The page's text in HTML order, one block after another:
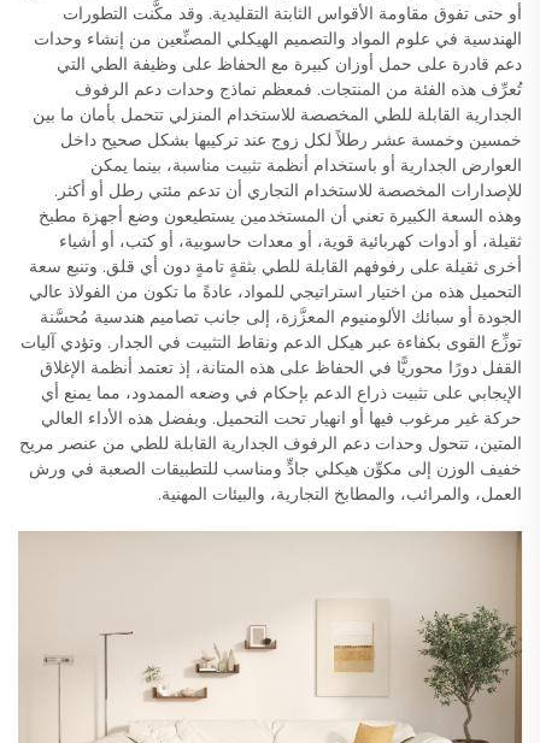
أو حتى تفوق مقاومة الأقواس الثابتة التقليدية. وقد مكَّنت التطورات
الهندسية في علوم المواد والتصميم الهيكلي المصنِّعين من إنشاء وحدات
دعم قادرة على حمل أوزان كبيرة مع الحفاظ على وظيفة الطي التي
تُعرِّف هذه الفئة من المنتجات. فمعظم نماذج وحدات دعم الرفوف
الجدارية القابلة للطي المخصصة للاستخدام المنزلي تتحمل بأمان ما بين
خمسين وخمسة عشر رطلاً لكل زوج عند تركيبها بشكل صحيح داخل
العوارض الجدارية أو باستخدام أنظمة تثبيت مناسبة، بينما يمكن
للإصدارات المخصصة للاستخدام التجاري أن تدعم مئتي رطل أو أكثر.
وهذه السعة الكبيرة تعني أن المستخدمين يستطيعون وضع أجهزة مطبخ
ثقيلة، أو أدوات كهربائية قوية، أو معدات حاسوبية، أو كتب، أو أشياء
أخرى ثقيلة على رفوفهم القابلة للطي بثقةٍ تامةٍ دون أي قلق. وتنبع سعة
التحميل هذه من اختيار استراتيجي للمواد، عادةً ما تكون من الفولاذ عالي
الجودة أو سبائك الألومنيوم المعزَّزة، إلى جانب تصاميم هندسية مُحسَّنة
توزِّع القوى بكفاءة عبر هيكل الدعم ونقاط التثبيت في الجدار. وتؤدي آليات
القفل دورًا محوريًّا في الحفاظ على هذه المتانة، إذ تعتمد أنظمة الإغلاق
الإيجابي على تثبيت ذراع الدعم بإحكام في وضعه الممدود، مما يمنع أي
حركة غير مرغوب فيها أو انهيار تحت التحميل. وبفضل هذه الأداء العالي
المتين، تتحول وحدات دعم الرفوف الجدارية القابلة للطي من عنصر مريح
خفيف الوزن إلى مكوِّن هيكلي جادٍّ ومناسب للتطبيقات الصعبة في ورش
العمل، والمرائب، والمطابخ التجارية، والبيئات المهنية.